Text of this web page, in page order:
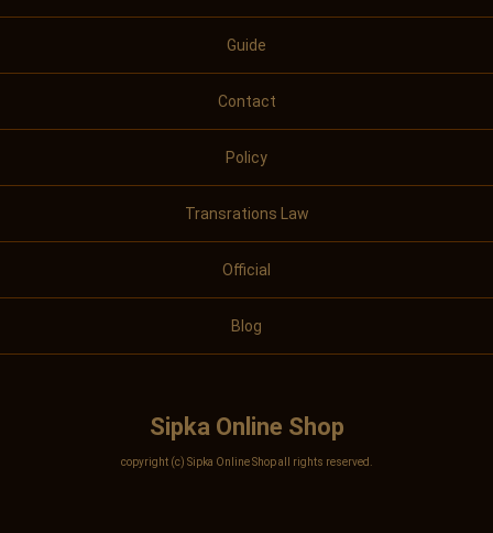
Guide
Contact
Policy
Transrations Law
Official
Blog
Sipka Online Shop
copyright (c) Sipka Online Shop all rights reserved.